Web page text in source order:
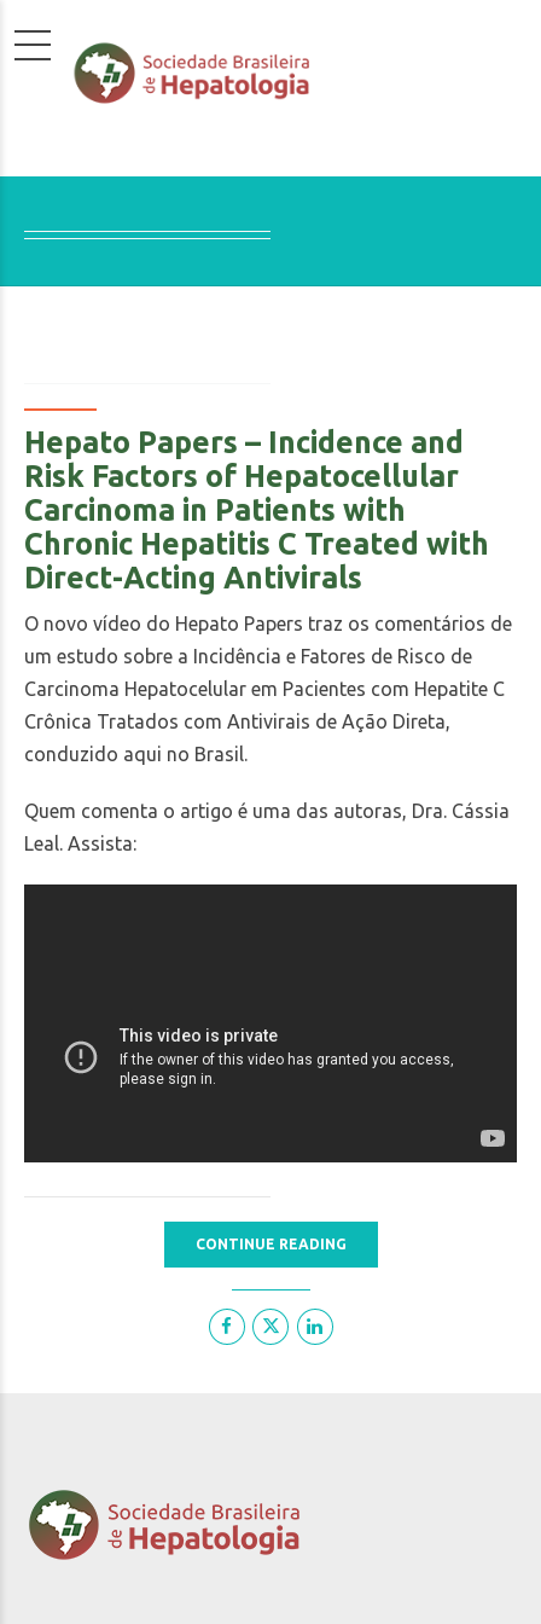
Hepato Papers – Incidence and
Risk Factors of Hepatocellular
Carcinoma in Patients with
Chronic Hepatitis C Treated with
Direct-Acting Antivirals
O novo vídeo do Hepato Papers traz os comentários de
um estudo sobre a Incidência e Fatores de Risco de
Carcinoma Hepatocelular em Pacientes com Hepatite C
Crônica Tratados com Antivirais de Ação Direta,
conduzido aqui no Brasil.
Quem comenta o artigo é uma das autoras, Dra. Cássia
Leal. Assista:
CONTINUE READING